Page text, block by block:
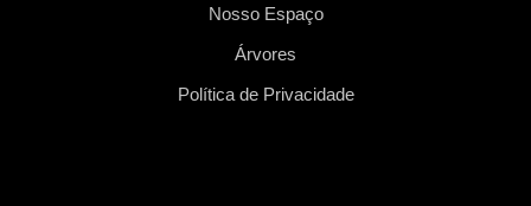
Nosso Espaço
Árvores
Política de Privacidade